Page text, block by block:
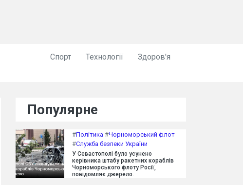
Спорт Технології Здоров'я
Популярне
#Політика #Чорноморський флот
#Служба безпеки України
У Севастополі було усунено
керівника штабу ракетних кораблів
Чорноморського флоту Росії,
повідомляє джерело.